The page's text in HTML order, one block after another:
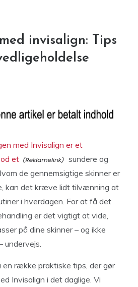
invisalign: Tips
med Invisalign er et
et
sundere og
de gennemsigtige skinner er
kan det kræve lidt tilvænning at
i hverdagen. For at få det
er det vigtigt at vide,
på dine skinner – og ikke
undervejs.
en række praktiske tips, der gør
Invisalign i det daglige. Vi